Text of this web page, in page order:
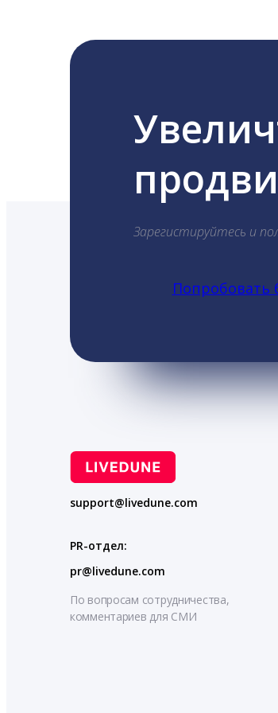
Зарегистируйтесь и
Попробовать
support@livedune.com
PR-отдел:
pr@livedune.com
По вопросам сотрудничества,
комментариев для СМИ